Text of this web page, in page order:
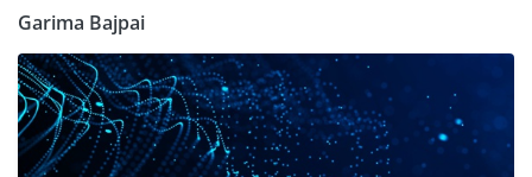
Garima Bajpai